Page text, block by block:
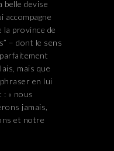
belle devise
accompagne
la province de
– dont le sens
mais que
en lui
« nous
jamais,
et notre